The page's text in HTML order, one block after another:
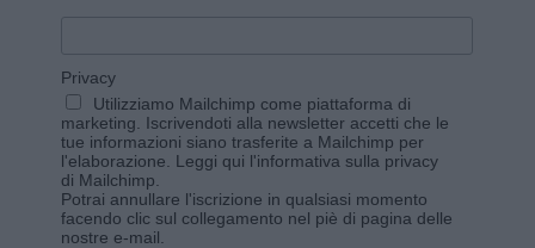
Privacy
Utilizziamo Mailchimp come piattaforma di
marketing. Iscrivendoti alla newsletter accetti che le
tue informazioni siano trasferite a Mailchimp per
l'elaborazione. Leggi qui l'informativa sulla privacy
di Mailchimp
Potrai annullare l'iscrizione in qualsiasi momento
facendo clic sul collegamento nel piè di pagina delle
nostre e-mail.